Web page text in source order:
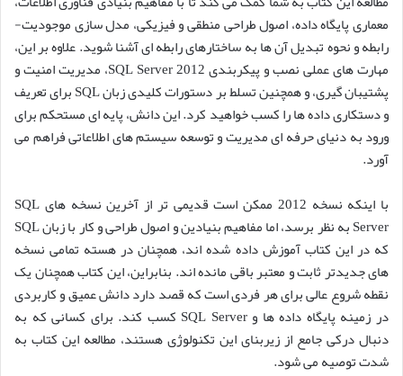
معماری پایگاه داده، اصول طراحی منطقی و فیزیکی، مدل سازی موجودیت-
رابطه و نحوه تبدیل آن ها به ساختارهای رابطه ای آشنا شوید. علاوه بر این،
مهارت های عملی نصب و پیکربندی SQL Server 2012، مدیریت امنیت و
پشتیبان گیری، و همچنین تسلط بر دستورات کلیدی زبان SQL برای تعریف
و دستکاری داده ها را کسب خواهید کرد. این دانش، پایه ای مستحکم برای
ورود به دنیای حرفه ای مدیریت و توسعه سیستم های اطلاعاتی فراهم می
آورد.
با اینکه نسخه 2012 ممکن است قدیمی تر از آخرین نسخه های SQL
Server به نظر برسد، اما مفاهیم بنیادین و اصول طراحی و کار با زبان SQL
که در این کتاب آموزش داده شده اند، همچنان در هسته تمامی نسخه
های جدیدتر ثابت و معتبر باقی مانده اند. بنابراین، این کتاب همچنان یک
نقطه شروع عالی برای هر فردی است که قصد دارد دانش عمیق و کاربردی
در زمینه پایگاه داده ها و SQL Server کسب کند. برای کسانی که به
دنبال درکی جامع از زیربنای این تکنولوژی هستند، مطالعه این کتاب به
شدت توصیه می شود.